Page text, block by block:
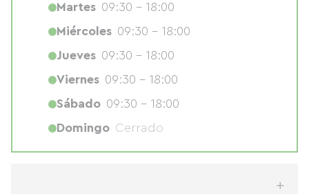
Martes 09:30 - 18:00
Miércoles 09:30 - 18:00
Jueves 09:30 - 18:00
Viernes 09:30 - 18:00
Sábado 09:30 - 18:00
Domingo Cerrado